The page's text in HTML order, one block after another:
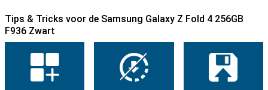
Tips & Tricks voor de Samsung Galaxy Z Fold 4 256GB
F936 Zwart